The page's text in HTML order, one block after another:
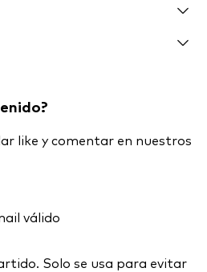
like y comentar en nuestros
válido
Solo se usa para evitar